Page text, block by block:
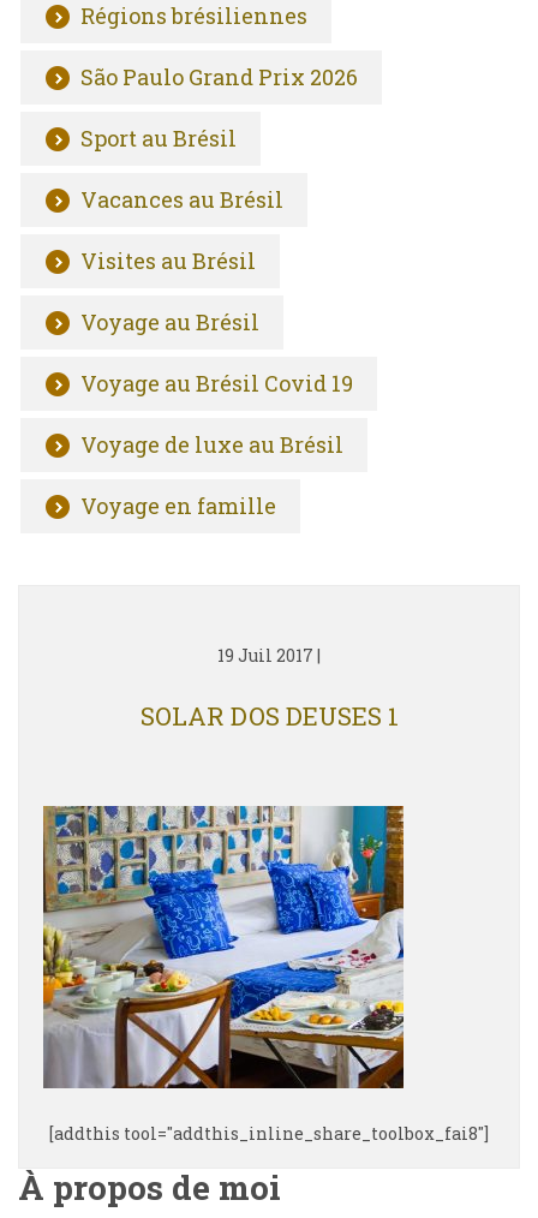
Régions brésiliennes
São Paulo Grand Prix 2026
Sport au Brésil
Vacances au Brésil
Visites au Brésil
Voyage au Brésil
Voyage au Brésil Covid 19
Voyage de luxe au Brésil
Voyage en famille
19 Juil 2017 |
SOLAR DOS DEUSES 1
[addthis tool="addthis_inline_share_toolbox_fai8"]
À propos de moi